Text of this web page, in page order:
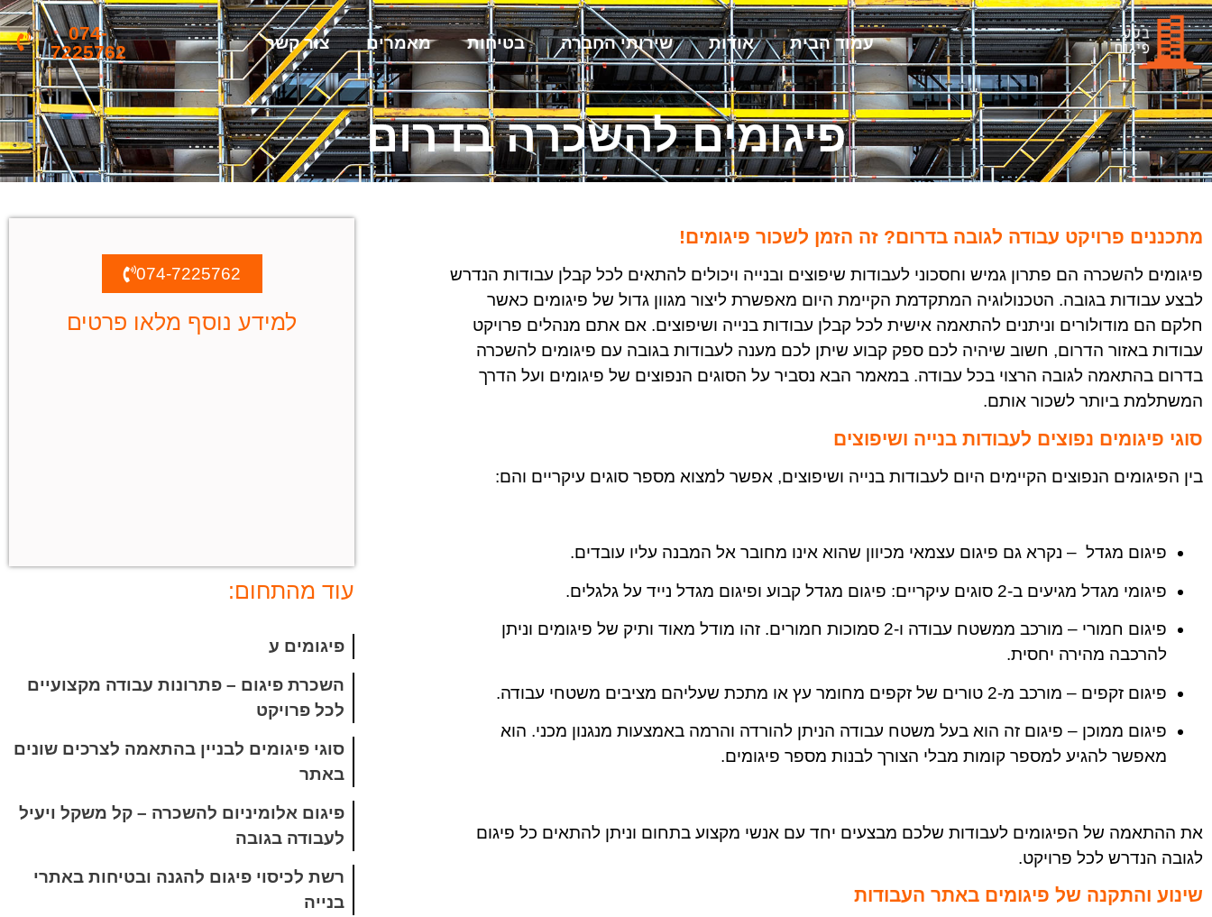
עמוד הבית אודות שירותי החברה בטיחות מאמרים צור קשר
074-
7225762
פיגומים להשכרה בדרום
מתכננים פרויקט עבודה לגובה בדרום? זה הזמן לשכור פיגומים!
פיגומים להשכרה הם פתרון גמיש וחסכוני לעבודות שיפוצים ובנייה ויכולים להתאים לכל קבלן עבודות הנדרש
לבצע עבודות בגובה. הטכנולוגיה המתקדמת הקיימת היום מאפשרת ליצור מגוון גדול של פיגומים כאשר
חלקם הם מודולורים וניתנים להתאמה אישית לכל קבלן עבודות בנייה ושיפוצים. אם אתם מנהלים פרויקט
עבודות באזור הדרום, חשוב שיהיה לכם ספק קבוע שיתן לכם מענה לעבודות בגובה עם פיגומים להשכרה
בדרום בהתאמה לגובה הרצוי בכל עבודה. במאמר הבא נסביר על הסוגים הנפוצים של פיגומים ועל הדרך
המשתלמת ביותר לשכור אותם.
סוגי פיגומים נפוצים לעבודות בנייה ושיפוצים
בין הפיגומים הנפוצים הקיימים היום לעבודות בנייה ושיפוצים, אפשר למצוא מספר סוגים עיקריים והם:
פיגום מגדל – נקרא גם פיגום עצמאי מכיוון שהוא אינו מחובר אל המבנה עליו עובדים.
פיגומי מגדל מגיעים ב-2 סוגים עיקריים: פיגום מגדל קבוע ופיגום מגדל נייד על גלגלים.
פיגום חמורי – מורכב ממשטח עבודה ו-2 סמוכות חמורים. זהו מודל מאוד ותיק של פיגומים וניתן
להרכבה מהירה יחסית.
פיגום זקפים – מורכב מ-2 טורים של זקפים מחומר עץ או מתכת שעליהם מציבים משטחי עבודה.
פיגום ממוכן – פיגום זה הוא בעל משטח עבודה הניתן להורדה והרמה באמצעות מנגנון מכני. הוא
מאפשר להגיע למספר קומות מבלי הצורך לבנות מספר פיגומים.
את ההתאמה של הפיגומים לעבודות שלכם מבצעים יחד עם אנשי מקצוע בתחום וניתן להתאים כל פיגום
לגובה הנדרש לכל פרויקט.
שינוע והתקנה של פיגומים באתר העבודות
074-7225762
למידע נוסף מלאו פרטים
עוד מהתחום:
פיגומים ע
השכרת פיגום – פתרונות עבודה מקצועיים
לכל פרויקט
סוגי פיגומים לבניין בהתאמה לצרכים שונים
באתר
פיגום אלומיניום להשכרה – קל משקל ויעיל
לעבודה בגובה
רשת לכיסוי פיגום להגנה ובטיחות באתרי
בנייה